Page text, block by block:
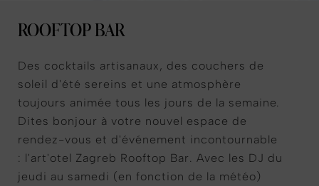
ROOFTOP BAR
Des cocktails artisanaux, des couchers de
soleil d'été sereins et une atmosphère
toujours animée tous les jours de la semaine.
Dites bonjour à votre nouvel espace de
rendez-vous et d'événement incontournable
: l'art'otel Zagreb Rooftop Bar. Avec les DJ du
jeudi au samedi (en fonction de la météo)